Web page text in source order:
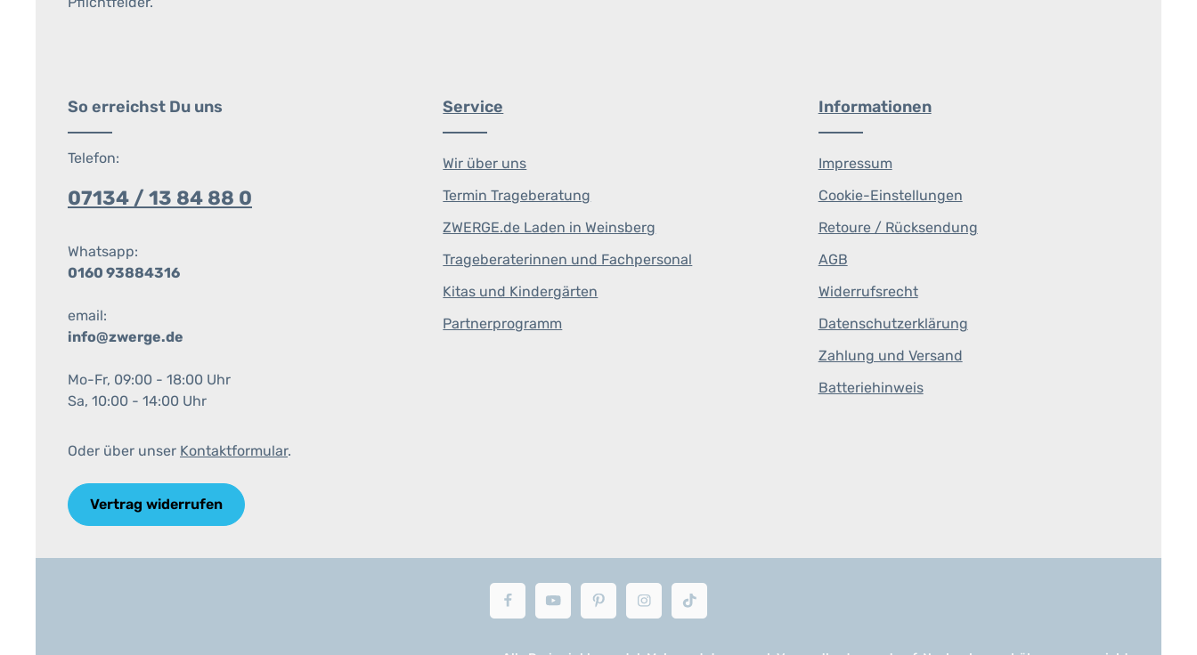
So erreichst Du uns
Telefon:
07134 / 13 84 88 0
Whatsapp:
0160 93884316
email:
info@zwerge.de
Mo-Fr, 09:00 - 18:00 Uhr
Sa, 10:00 - 14:00 Uhr
Oder über unser Kontaktformular.
Vertrag widerrufen
Service
Wir über uns
Termin Trageberatung
ZWERGE.de Laden in Weinsberg
Trageberaterinnen und Fachpersonal
Kitas und Kindergärten
Partnerprogramm
Informationen
Impressum
Cookie-Einstellungen
Retoure / Rücksendung
AGB
Widerrufsrecht
Datenschutzerklärung
Zahlung und Versand
Batteriehinweis